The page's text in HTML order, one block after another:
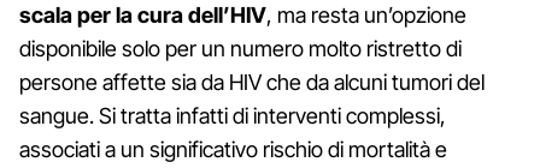
scala per la cura dell’HIV, ma resta un’opzione
disponibile solo per un numero molto ristretto di
persone affette sia da HIV che da alcuni tumori del
sangue. Si tratta infatti di interventi complessi,
associati a un significativo rischio di mortalità e